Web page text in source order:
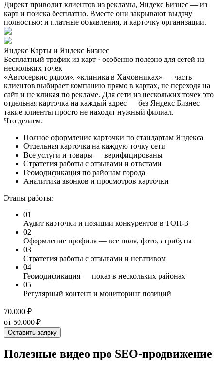
Директ приводит клиентов из рекламы, Яндекс Бизнес — из
карт и поиска бесплатно. Вместе они закрывают выдачу
полностью: и платные объявления, и карточку организации.
Яндекс Карты и Яндекс Бизнес
Бесплатный трафик из карт · особенно полезно для сетей из
нескольких точек
«Автосервис рядом», «клиника в Хамовниках» — часть
клиентов выбирает компанию прямо в картах, не переходя на
сайт и не кликая по рекламе. Для сети из нескольких точек это
отдельная карточка на каждый адрес — без Яндекс Бизнес
такие клиенты просто не находят нужный филиал.
Что делаем:
Полное оформление карточки по стандартам Яндекса
Отдельная карточка на каждую точку сети
Все услуги и товары — верифицированы
Стратегия работы с отзывами и ответами
Геомодификация по районам города
Аналитика звонков и просмотров карточки
Этапы работы:
01
Аудит карточки и позиций конкурентов в ТОП-3
02
Оформление профиля — все поля, фото, атрибуты
03
Стратегия работы с отзывами и негативом
04
Геомодификация — показ в нескольких районах
05
Регулярный контент и мониторинг позиций
70.000 ₽
от 50.000 ₽
Оставить заявку
Полезные видео про SEO-продвижение